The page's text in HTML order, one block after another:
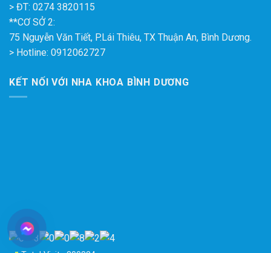
> ĐT: 0274 3820115
**CƠ SỞ 2:
75 Nguyễn Văn Tiết, P.Lái Thiêu, TX Thuận An, Bình Dương.
> Hotline: 0912062727
KẾT NỐI VỚI NHA KHOA BÌNH DƯƠNG